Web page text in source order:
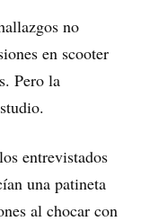
no
en scooter
Pero la
entrevistados
una patineta
al chocar con